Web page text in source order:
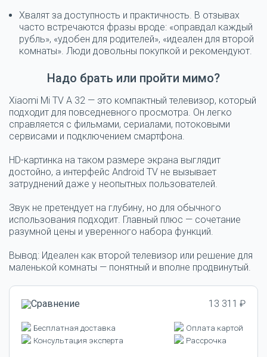
Хвалят за доступность и практичность. В отзывах
часто встречаются фразы вроде: «оправдал каждый
рубль», «удобен для родителей», «идеален для второй
комнаты». Люди довольны покупкой и рекомендуют.
Надо брать или пройти мимо?
Xiaomi Mi TV A 32 — это компактный телевизор, который
подходит для повседневного просмотра. Он легко
справляется с фильмами, сериалами, потоковыми
сервисами и подключением смартфона.
HD-картинка на таком размере экрана выглядит
достойно, а интерфейс Android TV не вызывает
затруднений даже у неопытных пользователей.
Звук не претендует на глубину, но для обычного
использования подходит. Главный плюс — сочетание
разумной цены и уверенного набора функций.
Вывод: Идеален как второй телевизор или решение для
маленькой комнаты — понятный и вполне продвинутый.
13 311 ₽
Бесплатная доставка
Оплата картой
Консультация эксперта
Рассрочка